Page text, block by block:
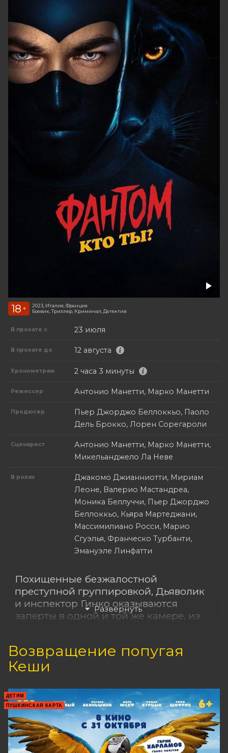
18 +
2023, Италия, Франция
Боевик, Триллер, Криминал, Детектив
В прокате с 23 июля
В прокате до 12 августа
Хронометраж 2 часа 3 минуты
Режиссер Антонио Манетти, Марко Манетти
Продюсер
Пьер Джорджо Беллоккьо, Паоло
Дель Брокко, Лорен Сорегароли
Сценарист
Антонио Манетти, Марко Манетти,
Микельанджело Ла Неве
В ролях
Джакомо Джианниотти, Мириам
Леоне, Валерио Мастандреа,
Моника Беллуччи, Пьер Джорджо
Беллоккьо, Кьяра Мартеджани,
Массимилиано Росси, Марио
Сгуэлья, Франческо Турбанти,
Эмануэле Линфатти
Похищенные безжалостной
преступной группировкой, Дьяволик
и инспектор Гинко оказываются
заперты в одной и той же камере, из
загадочном прошлом, Ева Кант и
Алтея в отчаянии пытаются разыскать
Возвращение попугая
Кеши
ДЕТЯМ
ПУШКИНСКАЯ КАРТА